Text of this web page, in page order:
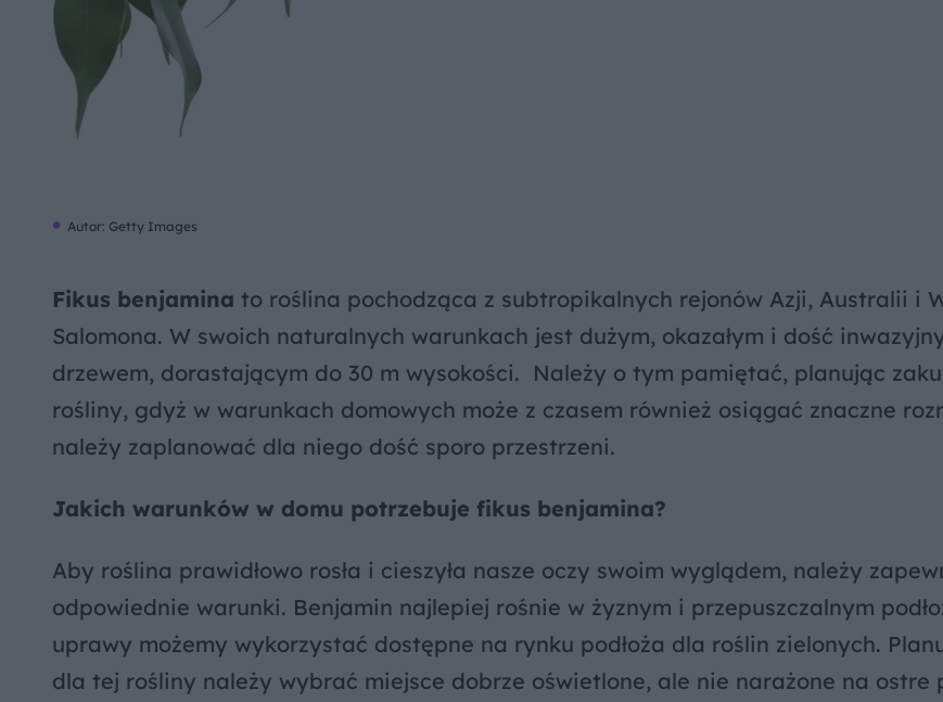
Autor: Getty Images
Fikus benjamina to roślina pochodząca z subtropikalnych rejonów Azji, Australii i
Salomona. W swoich naturalnych warunkach jest dużym, okazałym i dość
drzewem, dorastającym do 30 m wysokości. Należy o tym pamiętać, planując
rośliny, gdyż w warunkach domowych może z czasem również osiągać znaczne
należy zaplanować dla niego dość sporo przestrzeni.
Jakich warunków w domu potrzebuje fikus benjamina?
Aby roślina prawidłowo rosła i cieszyła nasze oczy swoim wyglądem, należy
odpowiednie warunki. Benjamin najlepiej rośnie w żyznym i przepuszczalnym
uprawy możemy wykorzystać dostępne na rynku podłoża dla roślin zielonych.
dla tej rośliny należy wybrać miejsce dobrze oświetlone, ale nie narażone na ostre